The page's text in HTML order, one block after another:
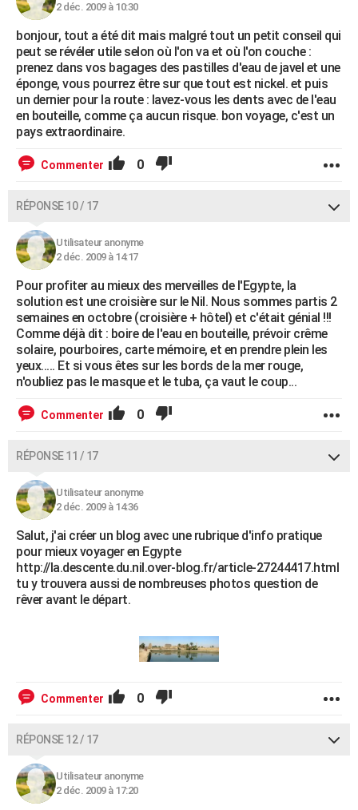
2 déc. 2009 à 10:30
bonjour, tout a été dit mais malgré tout un petit conseil qui
peut se révéler utile selon où l'on va et où l'on couche :
prenez dans vos bagages des pastilles d'eau de javel et une
éponge, vous pourrez être sur que tout est nickel. et puis
un dernier pour la route : lavez-vous les dents avec de l'eau
en bouteille, comme ça aucun risque. bon voyage, c'est un
pays extraordinaire.
Commenter 0
RÉPONSE 10 / 17
Utilisateur anonyme
2 déc. 2009 à 14:17
Pour profiter au mieux des merveilles de l'Egypte, la
solution est une croisière sur le Nil. Nous sommes partis 2
semaines en octobre (croisière + hôtel) et c'était génial !!!
Comme déjà dit : boire de l'eau en bouteille, prévoir crême
solaire, pourboires, carte mémoire, et en prendre plein les
yeux..... Et si vous êtes sur les bords de la mer rouge,
n'oubliez pas le masque et le tuba, ça vaut le coup...
Commenter 0
RÉPONSE 11 / 17
Utilisateur anonyme
2 déc. 2009 à 14:36
Salut, j'ai créer un blog avec une rubrique d'info pratique
pour mieux voyager en Egypte
http://la.descente.du.nil.over-blog.fr/article-27244417.html
tu y trouvera aussi de nombreuses photos question de
rêver avant le départ.
Commenter 0
RÉPONSE 12 / 17
Utilisateur anonyme
2 déc. 2009 à 17:20